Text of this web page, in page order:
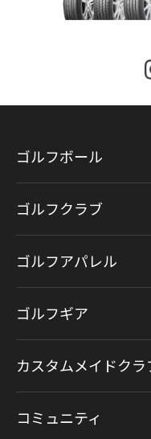
ゴルフボール
ゴルフクラブ
ゴルフアパレル
ゴルフギア
カスタムメイドクラ
コミュニティ